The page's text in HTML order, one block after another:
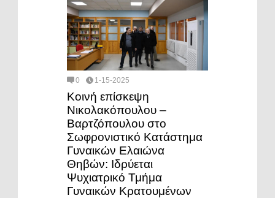
0 1-15-2025
Κοινή επίσκεψη
Νικολακόπουλου –
Βαρτζόπουλου στο
Σωφρονιστικό Κατάστημα
Γυναικών Ελαιώνα
Θηβών: Ιδρύεται
Ψυχιατρικό Τμήμα
Γυναικών Κρατουμένων